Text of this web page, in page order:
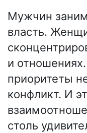
Мужчин
власть.
и
приоритеты
конфликт. И
столь